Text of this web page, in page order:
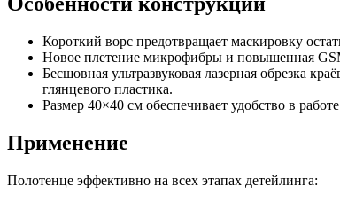
Короткий ворс предотвращает маскировку
Новое плетение микрофибры и повышенная
Бесшовная ультразвуковая лазерная обрезка
глянцевого пластика.
Размер 40×40 см обеспечивает удобство в
Применение
Полотенце эффективно на всех этапах детейлинга: